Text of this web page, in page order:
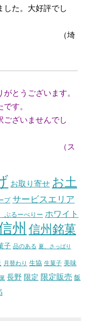
した。大好評でし
とうございます。
す。
ざいませんでし
お取り寄せ お土
プ サービスエリア
るーべりー ホワイト
州 信州銘菓
子 品のある 夏、さっぱり
月替わり 生協 生菓子 美味
長野 限定 限定販売 飯